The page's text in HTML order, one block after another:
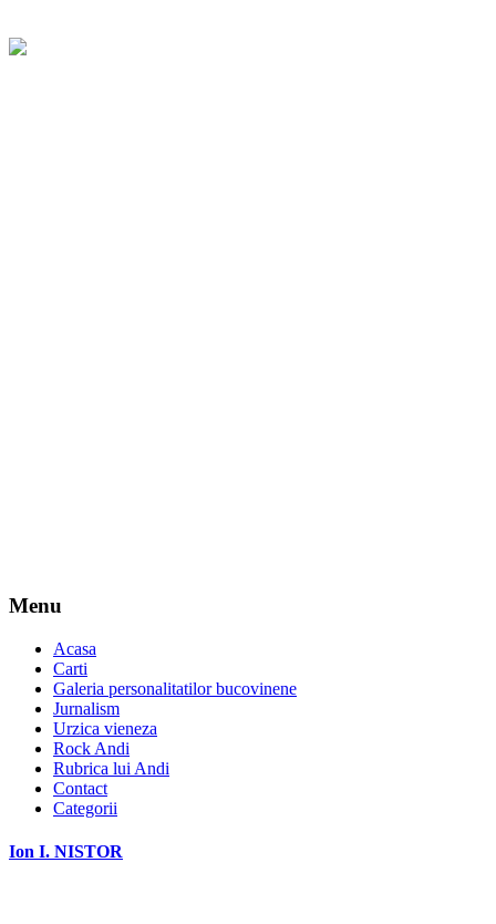
Menu
Acasa
Carti
Galeria personalitatilor bucovinene
Jurnalism
Urzica vieneza
Rock Andi
Rubrica lui Andi
Contact
Categorii
Ion I. NISTOR